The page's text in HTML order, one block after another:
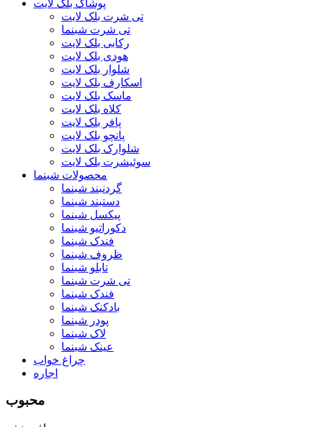
پوشاک بلک لایت
تی شرت بلک لایت
تی شرت شبنما
رکابی بلک لایت
هودی بلک لایت
شلوار بلک لایت
اسکارف بلک لایت
ماسک بلک لایت
کلاه بلک لایت
پافر بلک لایت
پانچو بلک لایت
شلوارک بلک لایت
سوئیشرت بلک لایت
محصولات شبنما
گردنبند شبنما
دستبند شبنما
پیکسل شبنما
دکوراتیو شبنما
فندک شبنما
ظروف شبنما
تابلو شبنما
تی شرت شبنما
فندک شبنما
بادکنک شبنما
پودر شبنما
لاک شبنما
عینک شبنما
چراغ خواب
اجاره
محبوب